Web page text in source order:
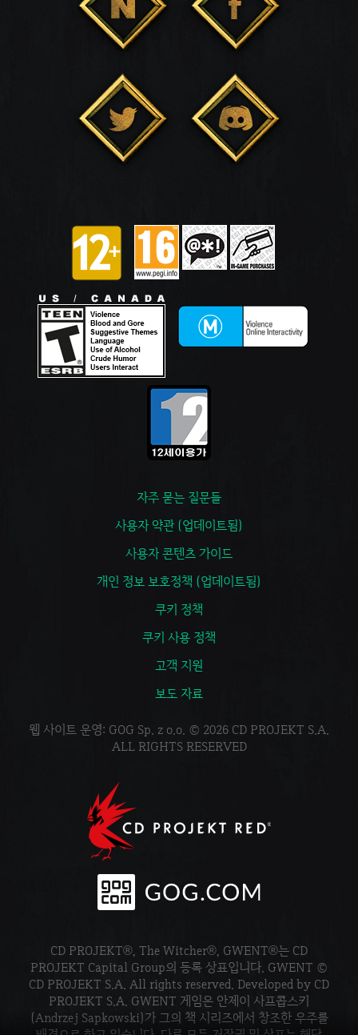
자주 묻는 질문들
사용자 약관 (업데이트됨)
사용자 콘텐츠 가이드
개인 정보 보호정책 (업데이트됨)
쿠키 정책
쿠키 사용 정책
고객 지원
보도 자료
웹 사이트 운영: GOG Sp. z o.o. © 2026 CD PROJEKT S.A.
ALL RIGHTS RESERVED
CD PROJEKT®, The Witcher®, GWENT®는 CD
PROJEKT Capital Group의 등록 상표입니다. GWENT ©
CD PROJEKT S.A. All rights reserved. Developed by CD
PROJEKT S.A. GWENT 게임은 안제이 사프콥스키
(Andrzej Sapkowski)가 그의 책 시리즈에서 창조한 우주를